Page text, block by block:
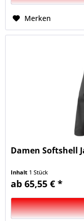
Merken
Damen Softshell
Inhalt 1 Stück
ab 65,55 € *